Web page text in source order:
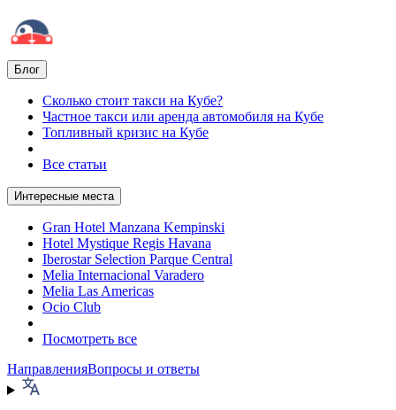
Блог
Сколько стоит такси на Кубе?
Частное такси или аренда автомобиля на Кубе
Топливный кризис на Кубе
Все статьи
Интересные места
Gran Hotel Manzana Kempinski
Hotel Mystique Regis Havana
Iberostar Selection Parque Central
Melia Internacional Varadero
Melia Las Americas
Ocio Club
Посмотреть все
НаправленияВопросы и ответы